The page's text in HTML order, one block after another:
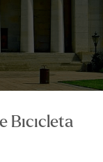
Bicicleta